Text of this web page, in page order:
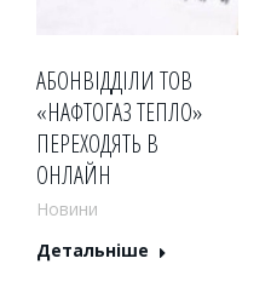
АБОНВІДДІЛИ ТОВ
«НАФТОГАЗ ТЕПЛО»
ПЕРЕХОДЯТЬ В
ОНЛАЙН
Новини
Детальніше